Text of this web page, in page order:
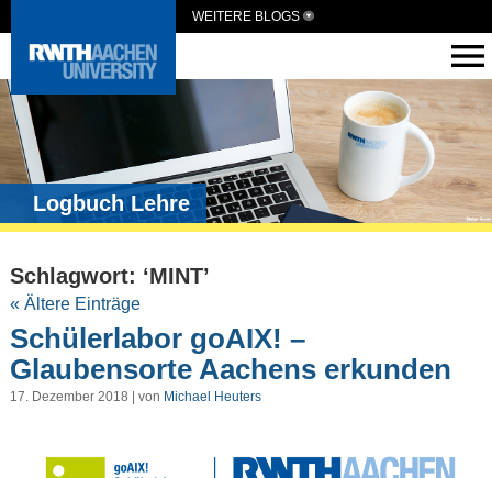
WEITERE BLOGS
Logbuch Lehre
Schlagwort: ‘MINT’
« Ältere Einträge
Schülerlabor goAIX! –
Glaubensorte Aachens erkunden
17. Dezember 2018 | von Michael Heuters